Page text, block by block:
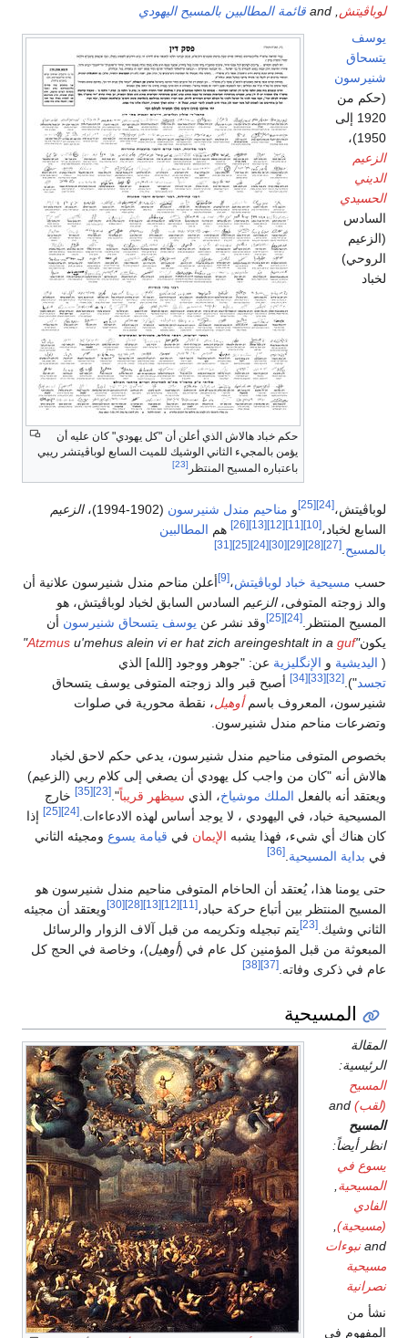
لوباڤيتش قائمة المطالبين بالمسيح اليهودي
حكم خباد هالاش الذي أعلن أن "كل يهودي" كان عليه أن
يؤمن بالمجيء الثاني الوشيك للميت السابع لوباڤيتشر ريبي
باعتباره المسيح المنتظر [23]
يوسف
يتسحاق
شنيرسون
(حكم من
1920 إلى
1950)،
الزعيم
الديني
الحسيدي
السادس
(الزعيم
الروحي)
لخباد
لوباڤيتش،[24]
[25] و مناحيم مندل شنيرسون (1902-1994)،
الزعيم
السابع لخباد،[10]
[11]
[12]
[13]
[26] هم المطالبين
بالمسيح [27]
[28]
[29]
[30]
[24]
[25]
[31]
حسب مسيحية خباد لوباڤيتش،[9]
أعلن مناحم مندل شنيرسون علانية أن
والد زوجته المتوفى،الزعيم السادس السابق لخباد لوباڤيتش، هو
المسيح المنتظر.
[24]
[25] وقد نشر عن يوسف يتسحاق شنيرسون أن
يكون"
Atzmus u'mehus alein vi er hat zich areingeshtalt in a guf
"
( اليديشية و الإنگليزية عن: "جوهر ووجود [الله] الذي
تجسد").
[32]
[33]
[34]
أصبح قبر والد زوجته المتوفى يوسف يتسحاق
شنيرسون، المعروف باسمأوهيل، نقطة محورية في صلوات
وتضرعات مناحم مندل شنيرسون.
بخصوص المتوفى مناحيم مندل شنيرسون، يدعي حكم لاحق لخباد
هالاش أنه "كان من واجب كل يهودي أن يصغي إلى كلام ربي (الزعيم)
ويعتقد أنه بالفعل الملك موشياخ، الذي سيظهر قريباً".
[23]
[35]
خارج
المسيحية خباد، في اليهودي ، لا يوجد أساس لهذه الادعاءات. [24]
[25]
إذا
كان هناك أي شيء، فهذا يشبه الإيمان في قيامة يسوع ومجيئه الثاني
في بداية المسيحية [36]
حتى يومنا هذا، يُعتقد أن الحاخام المتوفى مناحيم مندل شنيرسون هو
المسيح المنتظر بين أتباع حركة حباد،[11]
[12]
[13]
[28]
[30]
ويعتقد أن مجيئه
الثاني وشيك. [23]
يتم تبجيله وتكريمه من قبل آلاف الزوار والرسائل
المبعوثة من قبل المؤمنين كل عام في (أوهيل)، وخاصة في الحج كل
عام في ذكرى وفاته. [37]
[38]
المسيحية
المقالة
الرئيسية:
المسيح
(لقب)
المسيح
انظر أيضاً:
يسوع في
المسيحية
الفادي
(مسيحية)
and نبوءات
مسيحية
نصرانية
نشأ من
المفهوم في